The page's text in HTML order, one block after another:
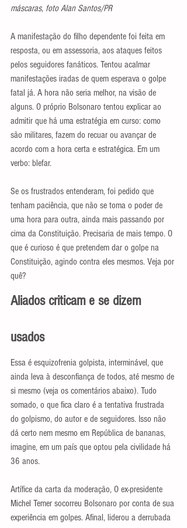
máscaras, foto Alan Santos/PR
A manifestação do filho dependente foi feita em
resposta, ou em assessoria, aos ataques feitos
pelos seguidores fanáticos. Tentou acalmar
manifestações iradas de quem esperava o golpe
fatal já. A hora não seria melhor, na visão de
alguns. O próprio Bolsonaro tentou explicar ao
admitir que há uma estratégia em curso: como
são militares, fazem do recuar ou avançar de
acordo com a hora certa e estratégica. Em um
verbo: blefar.
Se os frustrados entenderam, foi pedido que
tenham paciência, que não se toma o poder de
uma hora para outra, ainda mais passando por
cima da Constituição. Precisaria de mais tempo. O
que é curioso é que pretendem dar o golpe na
Constituição, agindo contra eles mesmos. Veja por
quê?
Aliados criticam e se dizem
usados
Essa é esquizofrenia golpista, interminável, que
ainda leva à desconfiança de todos, até mesmo de
si mesmo (veja os comentários abaixo). Tudo
somado, o que fica claro é a tentativa frustrada
do golpismo, do autor e de seguidores. Isso não
dá certo nem mesmo em República de bananas,
imagine, em um país que optou pela civilidade há
36 anos.
Artífice da carta da moderação, O ex-presidente
Michel Temer socorreu Bolsonaro por conta de sua
experiência em golpes. Afinal, liderou a derrubada